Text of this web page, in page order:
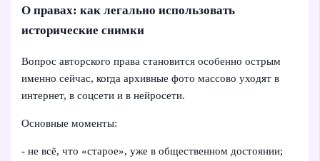
О правах: как легально использовать
исторические снимки
Вопрос авторского права становится особенно острым
именно сейчас, когда архивные фото массово уходят в
интернет, в соцсети и в нейросети.
Основные моменты:
- не всё, что «старое», уже в общественном достоянии;